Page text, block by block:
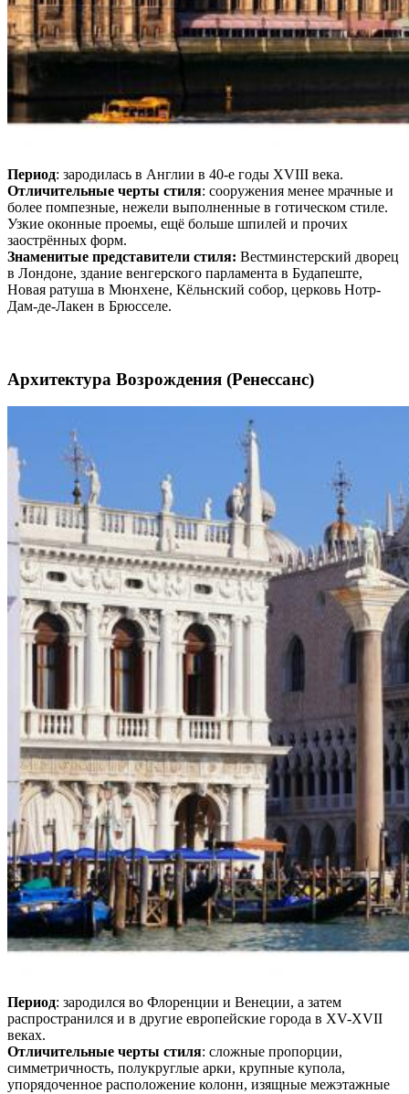
Период: зародилась в Англии в 40-е годы XVIII века.
Отличительные черты стиля: сооружения менее мрачные и
более помпезные, нежели выполненные в готическом стиле.
Узкие оконные проемы, ещё больше шпилей и прочих
заострённых форм.
Знаменитые представители стиля: Вестминстерский дворец
в Лондоне, здание венгерского парламента в Будапеште,
Новая ратуша в Мюнхене, Кёльнский собор, церковь Нотр-
Дам-де-Лакен в Брюсселе.
Архитектура Возрождения (Ренессанс)
Период: зародился во Флоренции и Венеции, а затем
распространился и в другие европейские города в XV-XVII
веках.
Отличительные черты стиля: сложные пропорции,
симметричность, полукруглые арки, крупные купола,
упорядоченное расположение колонн, изящные межэтажные